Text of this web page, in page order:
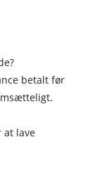
betalt før
at lave